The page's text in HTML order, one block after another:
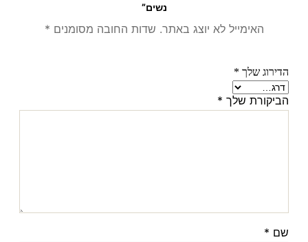
נשים”
האימייל לא יוצג באתר. שדות החובה מסומנים *
הדירוג שלך *
הביקורת שלך *
שם *